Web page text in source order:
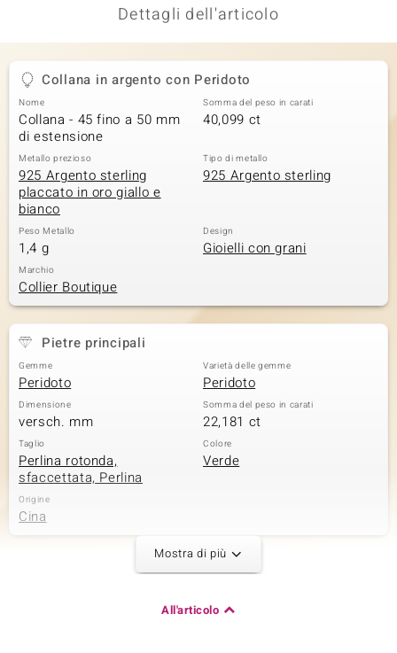
Classics
Dettagli dell'articolo
Collana in argento con Peridoto
Nome
Collana - 45 fino a 50 mm
di estensione
Somma del peso in carati
40,099 ct
Metallo prezioso
925 Argento sterling
placcato in oro giallo e
bianco
Tipo di metallo
925 Argento sterling
Peso Metallo
1,4 g
Design
Gioielli con grani
Marchio
Collier Boutique
Pietre principali
Gemme
Peridoto
Varietà delle gemme
Peridoto
Dimensione
versch. mm
Somma del peso in carati
22,181 ct
Taglio
Perlina rotonda,
sfaccettata, Perlina
Colore
Verde
Origine
Cina
Seconda pietra preziosa
versch. mm
Mostra di più
All'articolo